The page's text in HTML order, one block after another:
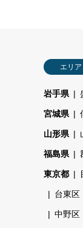
エリア
岩手県
宮城県
山形県
福島県
東京都
台東区
中野区